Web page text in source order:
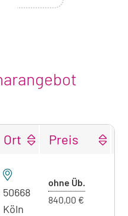
Ort Preis
50668
Köln
ohne Üb.
840,00 €